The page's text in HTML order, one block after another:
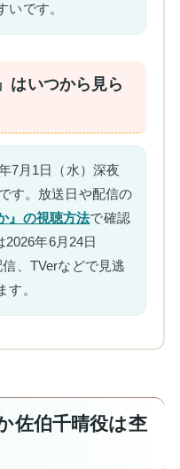
いです。
はいつから見ら
7月1日（水）深夜
す。放送日や配信の
』の視聴方法で確認
年6月24日
信、TVerなどで見逃
す。
佐伯千晴役は杢